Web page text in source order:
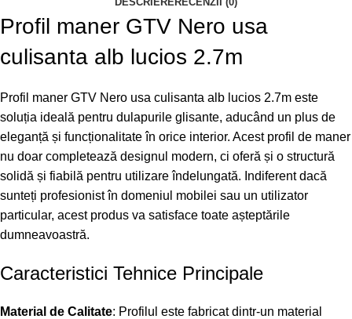
Profil maner GTV Nero usa
culisanta alb lucios 2.7m
Profil maner GTV Nero usa culisanta alb lucios 2.7m este
soluția ideală pentru dulapurile glisante, aducând un plus de
eleganță și funcționalitate în orice interior. Acest profil de maner
nu doar completează designul modern, ci oferă și o structură
solidă și fiabilă pentru utilizare îndelungată. Indiferent dacă
sunteți profesionist în domeniul mobilei sau un utilizator
particular, acest produs va satisface toate așteptările
dumneavoastră.
Caracteristici Tehnice Principale
Material de Calitate: Profilul este fabricat dintr-un material